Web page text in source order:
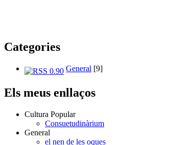
Categories
General [9]
Els meus enllaços
Cultura Popular
Consuetudinàrium
General
el nen de les oques